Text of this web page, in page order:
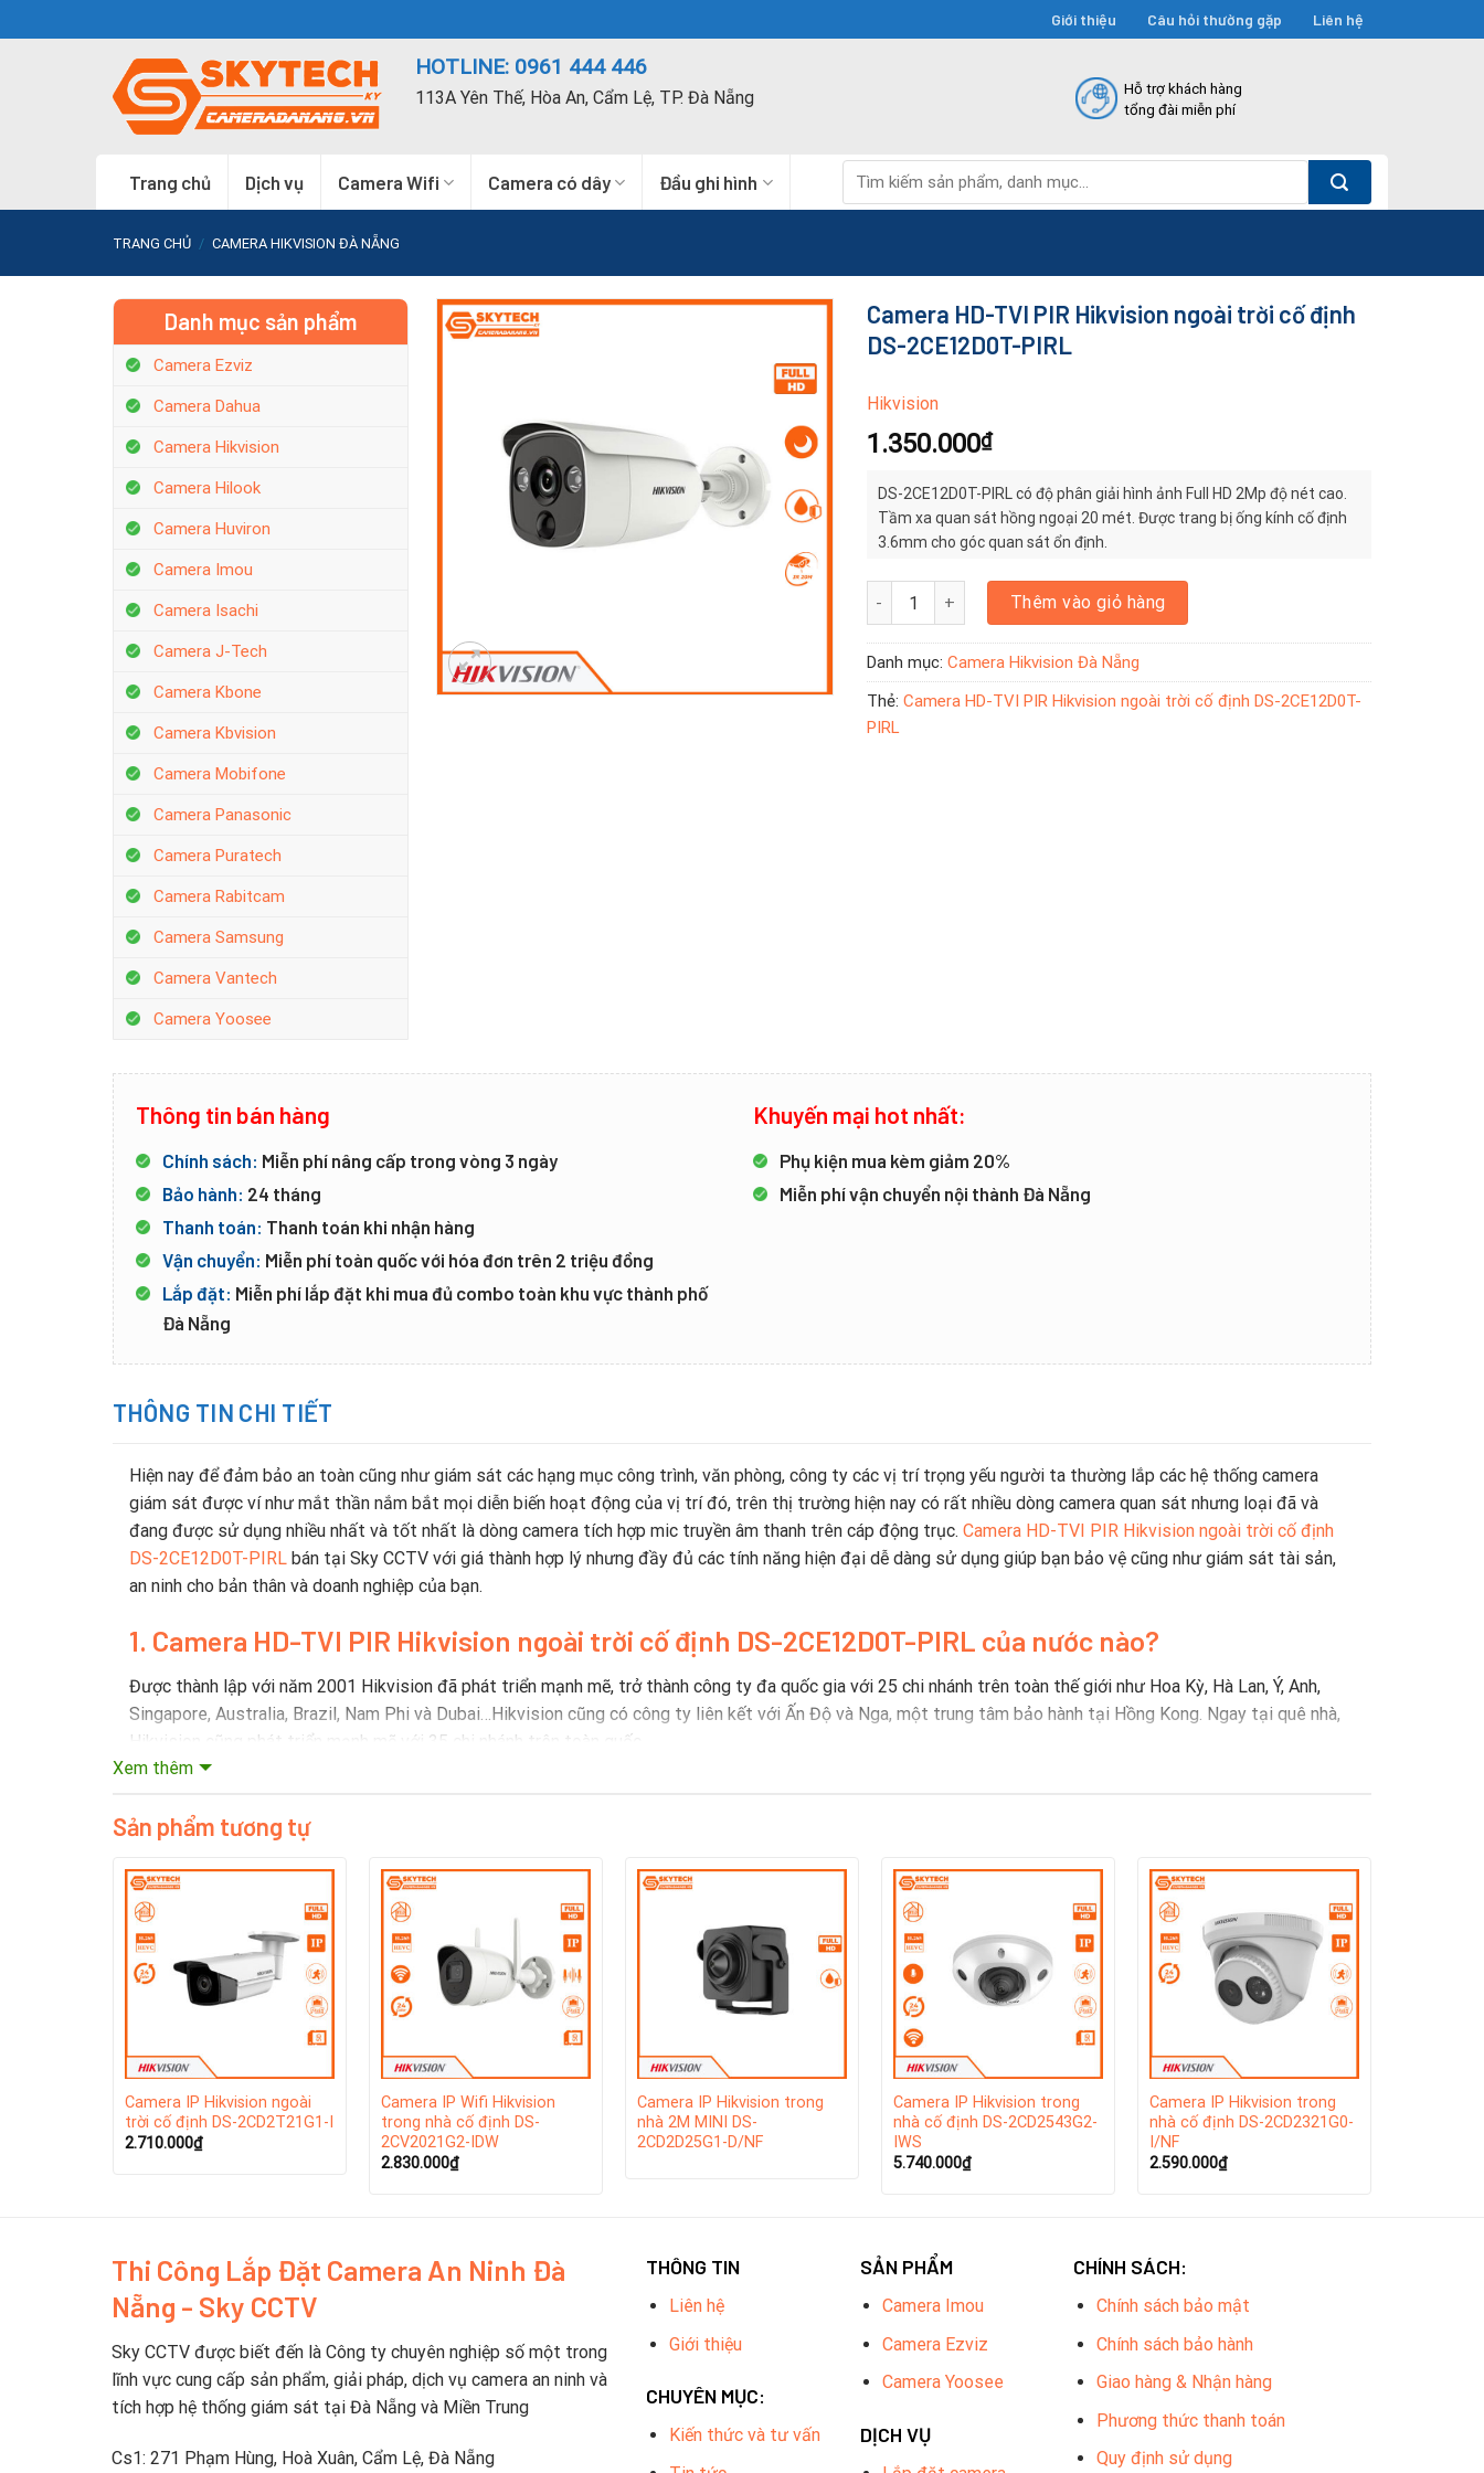
to
Giới thiệu Câu hỏi thường gặp Liên hệ
HOTLINE: 0961 444 446
113A Yên Thế, Hòa An, Cẩm Lệ, TP. Đà Nẵng
Hỗ trợ khách hàng
tổng đài miễn phí
Trang chủ Dịch vụ Camera Wifi Camera có dây Đầu ghi hình
kiếm:
TRANG CHỦ / CAMERA HIKVISION ĐÀ NẴNG
Camera HD-TVI PIR Hikvision ngoài trời cố định
DS-2CE12D0T-PIRL
Hikvision
1.350.000₫
DS-2CE12D0T-PIRL có độ phân giải hình ảnh Full HD 2Mp độ nét cao.
Tầm xa quan sát hồng ngoại 20 mét. Được trang bị ống kính cố định
3.6mm cho góc quan sát ổn định.
Camera HD-TVI PIR Hikvision ngoài trời cố định DS-2CE12D0T-PIRL số lượng
Thêm vào giỏ hàng
Danh mục: Camera Hikvision Đà Nẵng
Thẻ: Camera HD-TVI PIR Hikvision ngoài trời cố định DS-2CE12D0T-
PIRL
Danh mục sản phẩm
Camera Ezviz
Camera Dahua
Camera Hikvision
Camera Hilook
Camera Huviron
Camera Imou
Camera Isachi
Camera J-Tech
Camera Kbone
Camera Kbvision
Camera Mobifone
Camera Panasonic
Camera Puratech
Camera Rabitcam
Camera Samsung
Camera Vantech
Camera Yoosee
Thông tin bán hàng
Chính sách: Miễn phí nâng cấp trong vòng 3 ngày
Bảo hành: 24 tháng
Thanh toán: Thanh toán khi nhận hàng
Vận chuyển: Miễn phí toàn quốc với hóa đơn trên 2 triệu đồng
Lắp đặt: Miễn phí lắp đặt khi mua đủ combo toàn khu vực thành phố
Đà Nẵng
Khuyến mại hot nhất:
Phụ kiện mua kèm giảm 20%
Miễn phí vận chuyển nội thành Đà Nẵng
THÔNG TIN CHI TIẾT
Hiện nay để đảm bảo an toàn cũng như giám sát các hạng mục công trình, văn phòng, công ty các vị trí trọng yếu người ta thường lắp các hệ thống camera
giám sát được ví như mắt thần nắm bắt mọi diễn biến hoạt động của vị trí đó, trên thị trường hiện nay có rất nhiều dòng camera quan sát nhưng loại đã và
đang được sử dụng nhiều nhất và tốt nhất là dòng camera tích hợp mic truyền âm thanh trên cáp động trục. Camera HD-TVI PIR Hikvision ngoài trời cố định
DS-2CE12D0T-PIRL bán tại Sky CCTV với giá thành hợp lý nhưng đầy đủ các tính năng hiện đại dễ dàng sử dụng giúp bạn bảo vệ cũng như giám sát tài sản,
an ninh cho bản thân và doanh nghiệp của bạn.
1. Camera HD-TVI PIR Hikvision ngoài trời cố định DS-2CE12D0T-PIRL của nước nào?
Được thành lập với năm 2001 Hikvision đã phát triển mạnh mẽ, trở thành công ty đa quốc gia với 25 chi nhánh trên toàn thế giới như Hoa Kỳ, Hà Lan, Ý, Anh,
Singapore, Australia, Brazil, Nam Phi và Dubai…Hikvision cũng có công ty liên kết với Ấn Độ và Nga, một trung tâm bảo hành tại Hồng Kong. Ngay tại quê nhà,
Hikvision cũng phát triển mạnh mẽ với 35 chi nhánh trên toàn quốc.
Hikvision là công ty được thành lập vào năm 2001 với 49% vốn nước ngoài. Nó sử dụng hơn 18.000 người và có giá trị vốn hóa thị trường hơn 20 tỷ USD (số
liệu chính thức từ năm 2016).
Công ty sản xuất hệ thống giám sát và các thiết bị khác liên quan đến ngành an ninh. Hikvision rất phổ biến trong số các nhà tích hợp và đại lý hệ thống an ninh
bán sản phẩm của họ trên toàn thế giới.
Xem thêm
Sản phẩm tương tự
Camera IP Hikvision ngoài
trời cố định DS-2CD2T21G1-I
2.710.000₫
Camera IP Wifi Hikvision
trong nhà cố định DS-
2CV2021G2-IDW
2.830.000₫
Camera IP Hikvision trong
nhà 2M MINI DS-
2CD2D25G1-D/NF
Camera IP Hikvision trong
nhà cố định DS-2CD2543G2-
IWS
5.740.000₫
Camera IP Hikvision trong
nhà cố định DS-2CD2321G0-
I/NF
2.590.000₫
Thi Công Lắp Đặt Camera An Ninh Đà
Nẵng - Sky CCTV
Sky CCTV được biết đến là Công ty chuyên nghiệp số một trong
lĩnh vực cung cấp sản phẩm, giải pháp, dịch vụ camera an ninh và
tích hợp hệ thống giám sát tại Đà Nẵng và Miền Trung
Cs1: 271 Phạm Hùng, Hoà Xuân, Cẩm Lệ, Đà Nẵng
THÔNG TIN
Liên hệ
Giới thiệu
CHUYÊN MỤC:
Kiến thức và tư vấn
SẢN PHẨM
Camera Imou
Camera Ezviz
Camera Yoosee
DỊCH VỤ
CHÍNH SÁCH:
Chính sách bảo mật
Chính sách bảo hành
Giao hàng & Nhận hàng
Phương thức thanh toán
Quy định sử dụng